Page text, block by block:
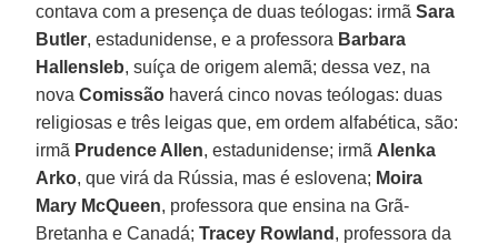
contava com a presença de duas teólogas: irmãSara
Butler, estadunidense, e a professora Barbara
Hallensleb, suíça de origem alemã; dessa vez, na
novaComissão haverá cinco novas teólogas: duas
religiosas e três leigas que, em ordem alfabética, são:
irmã Prudence Allen, estadunidense; irmã Alenka
Arko, que virá da Rússia, mas é eslovena; Moira
Mary McQueen, professora que ensina na Grã-
Bretanha e Canadá;Tracey Rowland , professora da